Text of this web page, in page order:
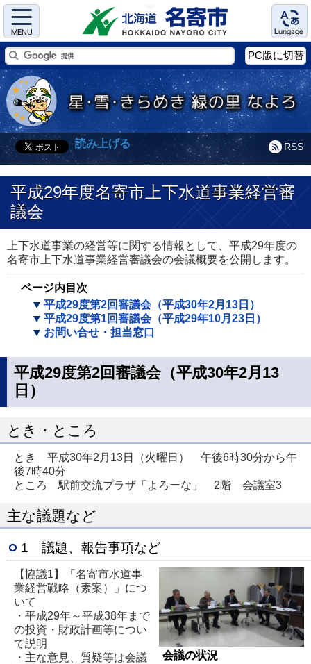
Menu Language
PC版に切替
RSS
読み上げる
平成29年度名寄市上下水道事業経営審
議会
上下水道事業の経営等に関する情報として、平成29年度の
名寄市上下水道事業経営審議会の会議概要を公開します。
ページ内目次
平成29度第2回審議会（平成30年2月13日）
平成29度第1回審議会（平成29年10月23日）
お問い合せ・担当窓口
平成29度第2回審議会（平成30年2月13
日）
とき・ところ
とき 平成30年2月13日（火曜日） 午後6時30分から午
後7時40分
ところ 駅前交流プラザ「よろーな」 2階 会議室3
主な議題など
1 議題、報告事項など
会議の状況
【協議1】「名寄市水道事
業経営戦略（素案）」につ
いて
・平成29年～平成38年まで
の投資・財政計画等につい
て説明
・主な意見、質疑等は会議